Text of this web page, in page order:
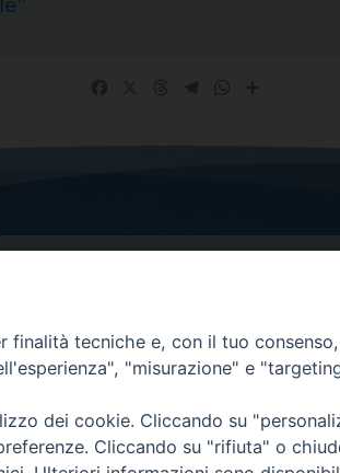
Contatti principali
Tel.0438 9481| fax0438
EMAIL GENERALE
finalità tecniche e, con il tuo
"misurazione" e
dei cookie. Cliccando su
Cliccando su "rifiuta" o